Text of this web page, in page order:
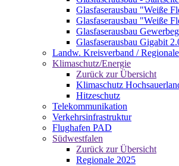
Glasfaserausbau "Weiße
Glasfaserausbau "Weiße
Glasfaserausbau
Glasfaserausbau Gigabit
Landw. Kreisverband /
Klimaschutz/Energie
Zurück zur Übersicht
Klimaschutz
Hitzeschutz
Telekommunikation
Verkehrsinfrastruktur
Flughafen PAD
Südwestfalen
Zurück zur Übersicht
Regionale 2025